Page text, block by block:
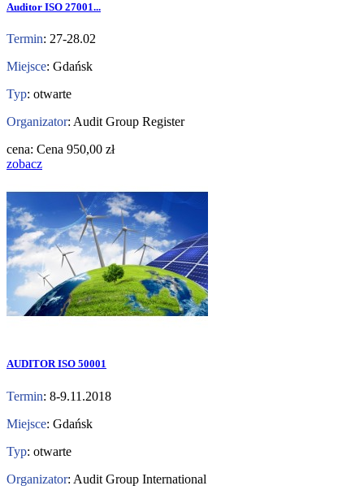
Auditor ISO 27001...
Termin: 27-28.02
Miejsce: Gdańsk
Typ: otwarte
Organizator: Audit Group Register
cena: Cena 950,00 zł
zobacz
AUDITOR ISO 50001
Termin: 8-9.11.2018
Miejsce: Gdańsk
Typ: otwarte
Organizator: Audit Group International